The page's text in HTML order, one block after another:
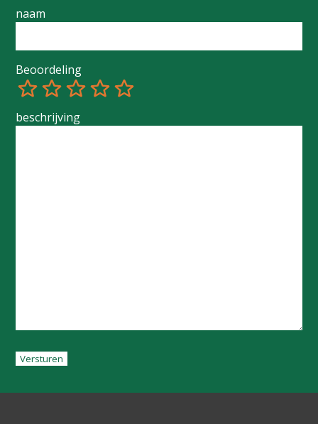
naam
Beoordeling
5
4
3
2
1
beschrijving
Versturen